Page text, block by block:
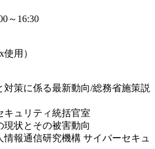
～16:30
用）
対策に係る最新動向/総務省施策説
リティ統括官室
現状とその被害動向
通信研究機構 サイバーセキュ